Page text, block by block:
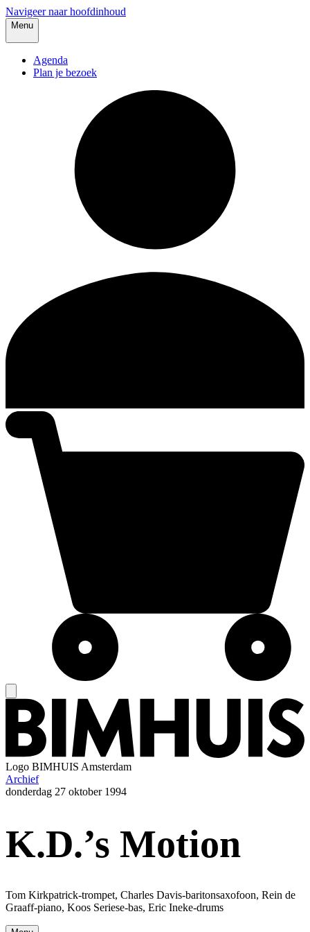
Navigeer naar hoofdinhoud
Menu
Agenda
Plan je bezoek
Logo BIMHUIS Amsterdam
Archief
donderdag 27 oktober 1994
K.D.’s Motion
Tom Kirkpatrick-trompet, Charles Davis-baritonsaxofoon, Rein de
Graaff-piano, Koos Seriese-bas, Eric Ineke-drums